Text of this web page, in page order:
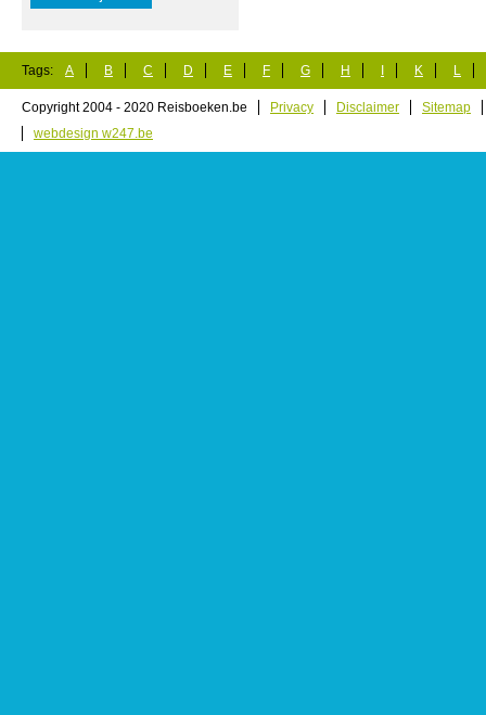
Tags: A B C D E F G H K L
Copyright 2004 - 2020 Reisboeken.be Privacy Disclaimer
Sitemap
webdesign w247.be